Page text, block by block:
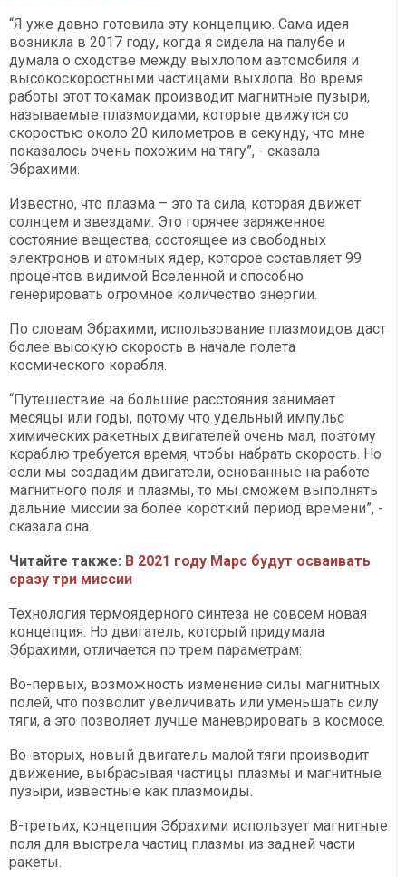
“Я уже давно готовила эту концепцию. Сама идея
возникла в 2017 году, когда я сидела на палубе и
думала о сходстве между выхлопом автомобиля и
высокоскоростными частицами выхлопа. Во время
работы этот токамак производит магнитные пузыри,
называемые плазмоидами, которые движутся со
скоростью около 20 километров в секунду, что мне
показалось очень похожим на тягу”, - сказала
Эбрахими.
Известно, что плазма – это та сила, которая движет
солнцем и звездами. Это горячее заряженное
состояние вещества, состоящее из свободных
электронов и атомных ядер, которое составляет 99
процентов видимой Вселенной и способно
генерировать огромное количество энергии.
По словам Эбрахими, использование плазмоидов даст
более высокую скорость в начале полета
космического корабля.
“Путешествие на большие расстояния занимает
месяцы или годы, потому что удельный импульс
химических ракетных двигателей очень мал, поэтому
кораблю требуется время, чтобы набрать скорость. Но
если мы создадим двигатели, основанные на работе
магнитного поля и плазмы, то мы сможем выполнять
дальние миссии за более короткий период времени”, -
сказала она.
Читайте также: В 2021 году Марс будут осваивать
сразу три миссии
Технология термоядерного синтеза не совсем новая
концепция. Но двигатель, который придумала
Эбрахими, отличается по трем параметрам:
Во-первых, возможность изменение силы магнитных
полей, что позволит увеличивать или уменьшать силу
тяги, а это позволяет лучше маневрировать в космосе.
Во-вторых, новый двигатель малой тяги производит
движение, выбрасывая частицы плазмы и магнитные
пузыри, известные как плазмоиды.
В-третьих, концепция Эбрахими использует магнитные
поля для выстрела частиц плазмы из задней части
ракеты.